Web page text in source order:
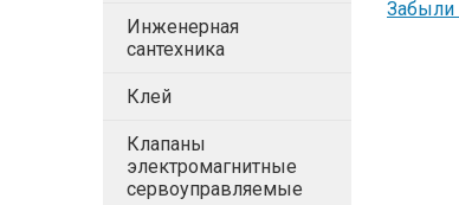
Инженерная
сантехника
Клей
Клапаны
электромагнитные
сервоуправляемые
Забыли